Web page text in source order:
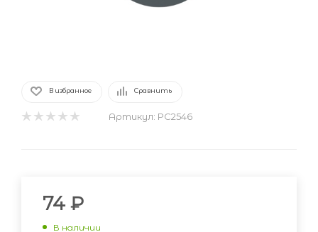
В избранное Сравнить
Артикул: PC2546
74 ₽
В наличии